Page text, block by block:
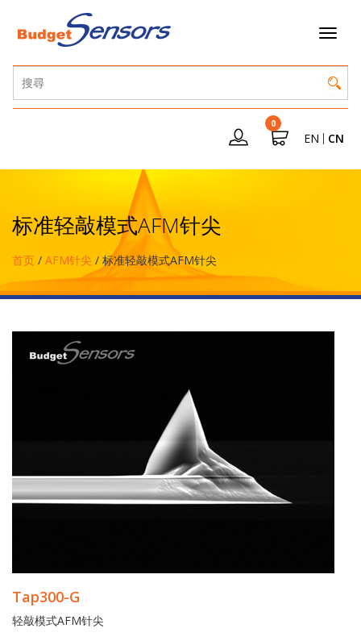
0
EN CN
标准轻敲模式AFM针尖
首页 / AFM针尖 / 标准轻敲模式AFM针尖
Tap300-G
轻敲模式AFM针尖